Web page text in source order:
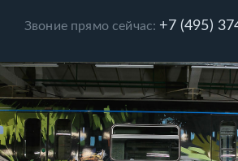
Звоние прямо сейчас: +7 (495)